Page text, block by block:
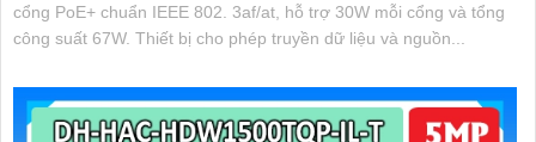
cổng PoE+ chuẩn IEEE 802. 3af/at, hỗ trợ 30W mỗi cổng và tổng
công suất 67W. Thiết bị cho phép truyền dữ liệu và nguồn...